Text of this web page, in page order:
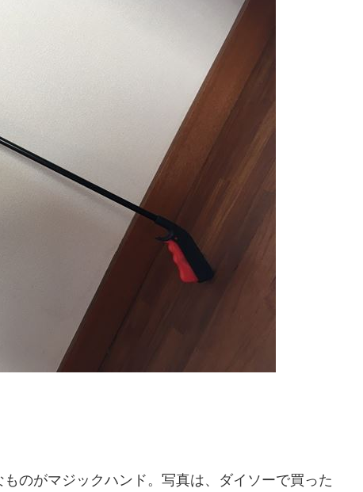
のがマジックハンド。写真は、ダイソーで買った